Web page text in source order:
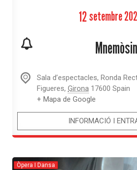
12 setembre
Sala d’espectacles, Ronda
Figueres, Girona 17600 Spain
+ Mapa de Google
INFORMACIÓ I
Òpera I Dansa